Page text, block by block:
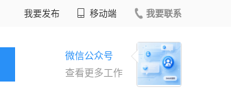
我要发布 移动端 我要联系
微信公众号
查看更多工作